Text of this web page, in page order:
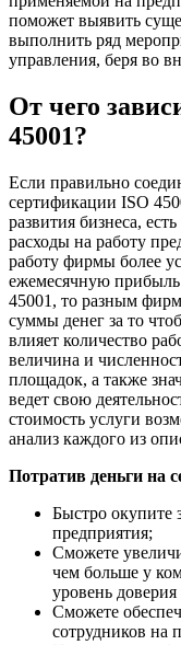
поможет выявить
выполнить ряд
управления, беря во
От чего
45001?
Если правильно
сертификации ISO
развития бизнеса,
расходы на работу
работу фирмы более
ежемесячную
45001, то разным
суммы денег за то
влияет количество
величина и
площадок, а также
ведет свою
стоимость услуги
анализ каждого из
Потратив деньги на
Быстро окупите
предприятия;
Сможете
чем больше у
уровень
Сможете
сотрудников на